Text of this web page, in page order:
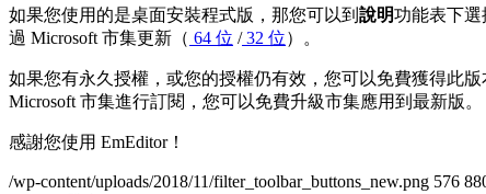
如果您使用的是桌面安裝程式版，那您可以到 說明功能表下選
過 Microsoft 市集更新（ 64 位 /32 位）。
如果您有永久授權，或您的授權仍有效，您可以免費獲得此版
Microsoft 市集進行訂閱，您可以免費升級市集應用到最新版。
感謝您使用 EmEditor！
/wp-content/uploads/2018/11/filter_toolbar_buttons_new.png 576